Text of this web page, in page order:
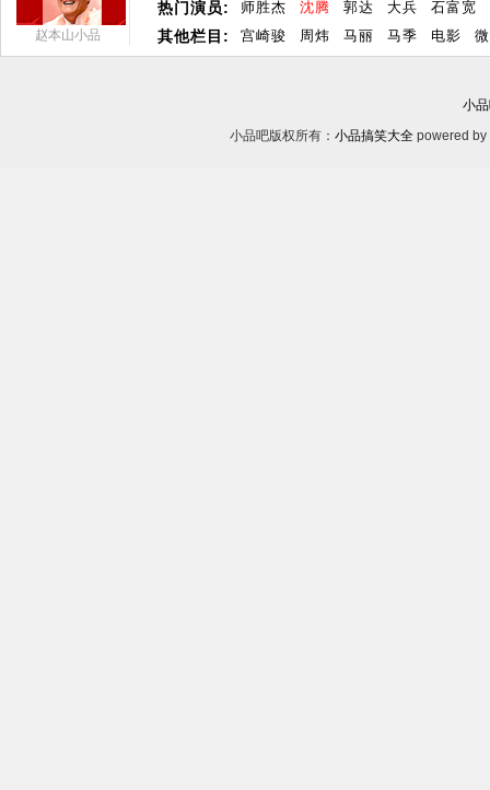
赵本山小品
热门演员:
其他栏目:
师胜杰 沈腾 郭达 大兵
石富宽
宫崎骏
周炜 马丽 马季 电影
小
小品吧版权所有： 小品搞笑大全 powered by